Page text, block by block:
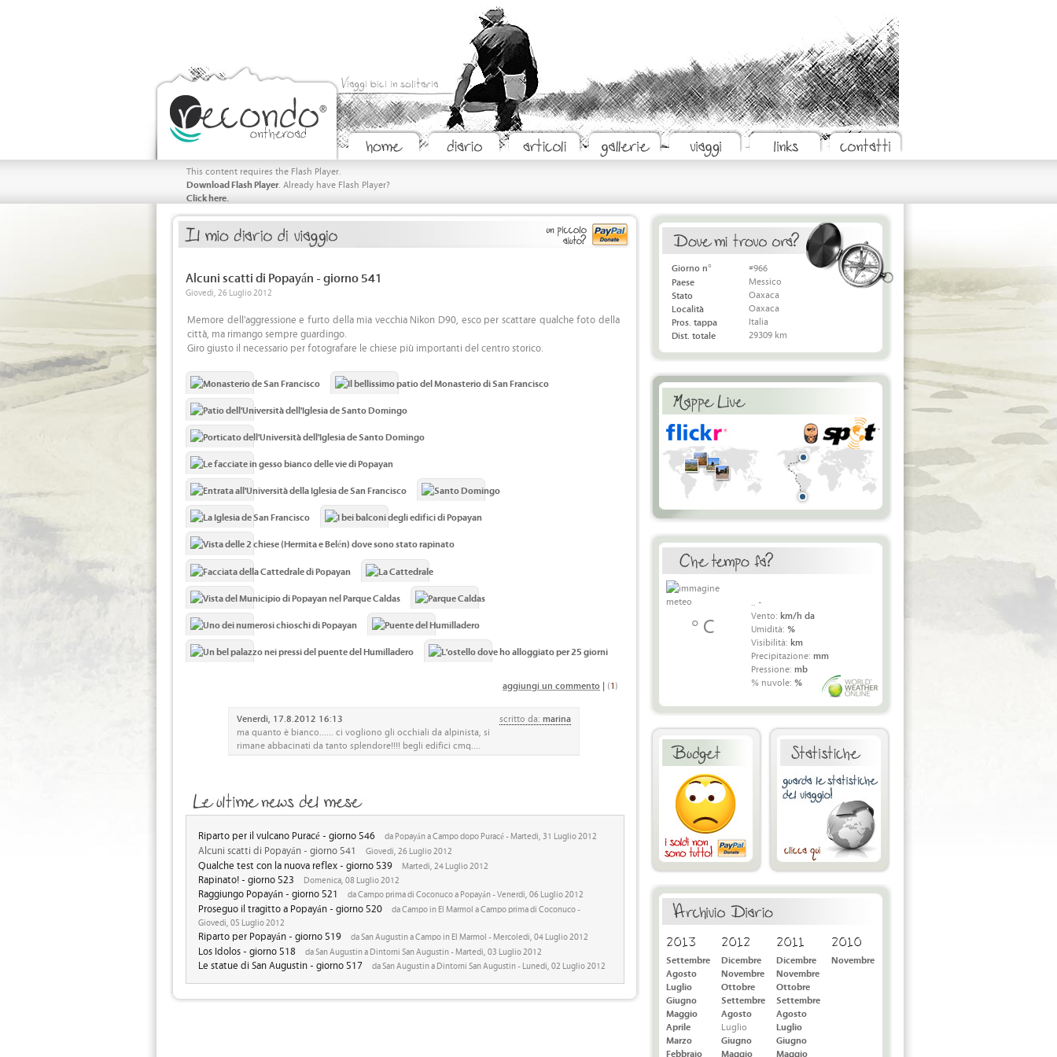
Viaggi bici in solitaria
This content requires the Flash Player.
Download Flash Player. Already have Flash Player?
Click here.
Alcuni scatti di Popayán - giorno 541
Giovedi, 26 Luglio 2012
Memore dell'aggressione e furto della mia vecchia Nikon D90, esco per scattare qualche foto della
città, ma rimango sempre guardingo.
Giro giusto il necessario per fotografare le chiese più importanti del centro storico.
aggiungi un commento | (1)
Venerdi, 17.8.2012 16:13 scritto da: marina
ma quanto è bianco...... ci vogliono gli occhiali da alpinista, si
rimane abbacinati da tanto splendore!!!! begli edifici cmq....
Riparto per il vulcano Puracé - giorno 546 da Popayán a Campo dopo Puracé - Martedi, 31 Luglio 2012
Alcuni scatti di Popayán - giorno 541 Giovedi, 26 Luglio 2012
Qualche test con la nuova reflex - giorno 539 Martedi, 24 Luglio 2012
Rapinato! - giorno 523 Domenica, 08 Luglio 2012
Raggiungo Popayán - giorno 521 da Campo prima di Coconuco a Popayán - Venerdi, 06 Luglio 2012
Proseguo il tragitto a Popayán - giorno 520
da Campo in El Marmol a Campo prima di Coconuco -
Giovedi, 05 Luglio 2012
Riparto per Popayán - giorno 519 da San Augustin a Campo in El Marmol - Mercoledi, 04 Luglio 2012
Los Idolos - giorno 518 da San Augustin a Dintorni San Augustin - Martedi, 03 Luglio 2012
Le statue di San Augustin - giorno 517 da San Augustin a Dintorni San Augustin - Lunedi, 02 Luglio 2012
Giorno n°
Paese
Stato
Località
Pros. tappa
Dist. totale
#966
Messico
Oaxaca
Oaxaca
Italia
29309 km
° C
.. -
Vento: km/h da
Umidità: %
Visibilità: km
Precipitazione: mm
Pressione: mb
% nuvole: %
2013
Settembre
Agosto
Luglio
Giugno
Maggio
Aprile
Marzo
Febbraio
2012
Dicembre
Novembre
Ottobre
Settembre
Agosto
Luglio
Giugno
Maggio
2011
Dicembre
Novembre
Ottobre
Settembre
Agosto
Luglio
Giugno
Maggio
2010
Novembre